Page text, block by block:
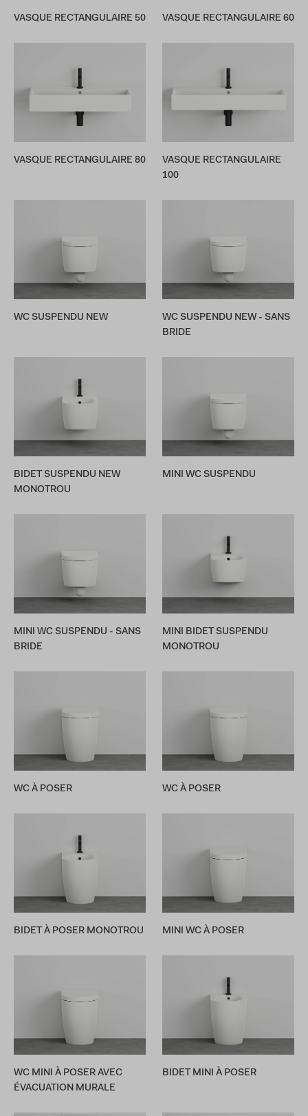
VASQUE RECTANGULAIRE 50 VASQUE RECTANGULAIRE 60
VASQUE RECTANGULAIRE 80
VASQUE RECTANGULAIRE
100
WC SUSPENDU NEW
WC SUSPENDU NEW - SANS
BRIDE
BIDET SUSPENDU NEW
MONOTROU
MINI WC SUSPENDU
MINI WC SUSPENDU - SANS
BRIDE
MINI BIDET SUSPENDU
MONOTROU
WC À POSER WC À POSER
BIDET À POSER MONOTROU MINI WC À POSER
WC MINI À POSER AVEC
ÉVACUATION MURALE
BIDET MINI À POSER